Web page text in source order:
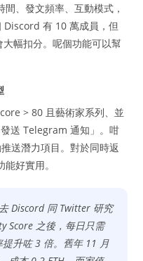
、發文頻率、互動模式，
Discord 有 10 萬成員，但
幅扣分。呢個功能可以幫
> 80 且藝術家系列、並
送 Telegram 通知」。咁
送潛力項目。對於同時返
好實用。
Discord 同 Twitter 研究
Score 之後，每日只需
升咗 3 倍。舊年 11 月